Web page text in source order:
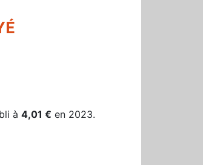
à 4,01 € en 2023.